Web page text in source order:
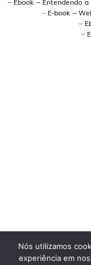
planejamento
empresas para
promover
customizadas em
Existe
para
Sim. A Handit é
BI, oferecendo
– E-book –
–
–
Nós utilizamos
experiência em